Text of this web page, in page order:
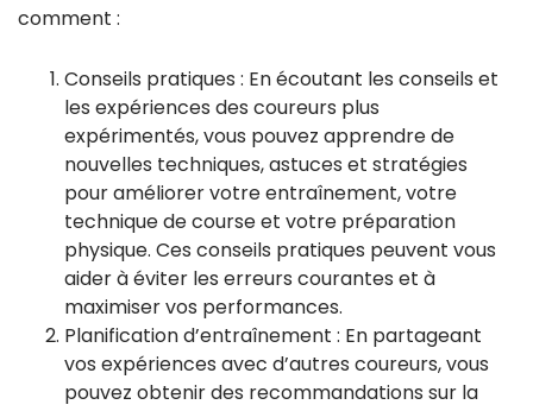
comment :
Conseils pratiques : En écoutant les conseils et
les expériences des coureurs plus
expérimentés, vous pouvez apprendre de
nouvelles techniques, astuces et stratégies
pour améliorer votre entraînement, votre
technique de course et votre préparation
physique. Ces conseils pratiques peuvent vous
aider à éviter les erreurs courantes et à
maximiser vos performances.
Planification d’entraînement : En partageant
vos expériences avec d’autres coureurs, vous
pouvez obtenir des recommandations sur la